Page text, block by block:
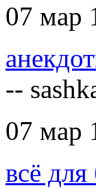
07 мар
--
07 мар
всё